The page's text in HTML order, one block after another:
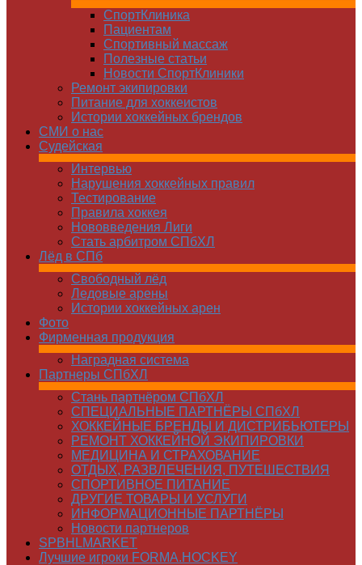
СпортКлиника
Пациентам
Спортивный массаж
Полезные статьи
Новости СпортКлиники
Ремонт экипировки
Питание для хоккеистов
Истории хоккейных брендов
СМИ о нас
Судейская
Интервью
Нарушения хоккейных правил
Тестирование
Правила хоккея
Нововведения Лиги
Стать арбитром СПбХЛ
Лёд в СПб
Свободный лёд
Ледовые арены
Истории хоккейных арен
Фото
Фирменная продукция
Наградная система
Партнеры СПбХЛ
Стань партнёром СПбХЛ
СПЕЦИАЛЬНЫЕ ПАРТНЁРЫ СПбХЛ
ХОККЕЙНЫЕ БРЕНДЫ И ДИСТРИБЬЮТЕРЫ
РЕМОНТ ХОККЕЙНОЙ ЭКИПИРОВКИ
МЕДИЦИНА И СТРАХОВАНИЕ
ОТДЫХ, РАЗВЛЕЧЕНИЯ, ПУТЕШЕСТВИЯ
СПОРТИВНОЕ ПИТАНИЕ
ДРУГИЕ ТОВАРЫ И УСЛУГИ
ИНФОРМАЦИОННЫЕ ПАРТНЁРЫ
Новости партнеров
SPBHLMARKET
Лучшие игроки FORMA.HOCKEY